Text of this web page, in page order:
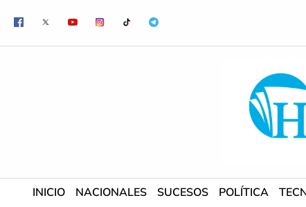
contenido
INICIO NACIONALES SUCESOS POLÍTICA